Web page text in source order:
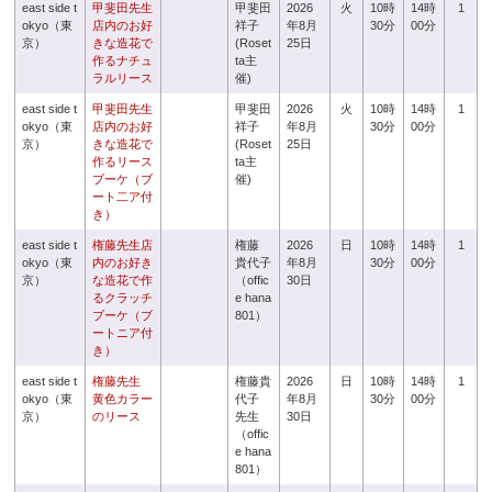
east side t
okyo（東
京）
甲斐田先生
店内のお好
きな造花で
作るナチュ
ラルリース
甲斐田
祥子
(Roset
ta主
催)
2026
年8月
25日
火
10時
30分
14時
00分
1
east side t
okyo（東
京）
甲斐田先生
店内のお好
きな造花で
作るリース
ブーケ（ブ
ート二ア付
き）
甲斐田
祥子
(Roset
ta主
催)
2026
年8月
25日
火
10時
30分
14時
00分
1
east side t
okyo（東
京）
権藤先生店
内のお好き
な造花で作
るクラッチ
ブーケ（ブ
ートニア付
き）
権藤
貴代子
（offic
e hana
801）
2026
年8月
30日
日
10時
30分
14時
00分
1
east side t
okyo（東
京）
権藤先生
黄色カラー
のリース
権藤貴
代子
先生
（offic
e hana
801）
2026
年8月
30日
日
10時
30分
14時
00分
1